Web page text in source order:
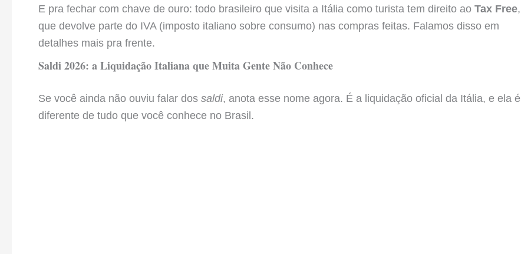
E pra fechar com chave de ouro: todo brasileiro que visita a Itália como turista tem direito ao Tax Free,
que devolve parte do IVA (imposto italiano sobre consumo) nas compras feitas. Falamos disso em
detalhes mais pra frente.
Saldi 2026: a Liquidação Italiana que Muita Gente Não Conhece
Se você ainda não ouviu falar dos saldi, anota esse nome agora. É a liquidação oficial da Itália, e ela é
diferente de tudo que você conhece no Brasil.